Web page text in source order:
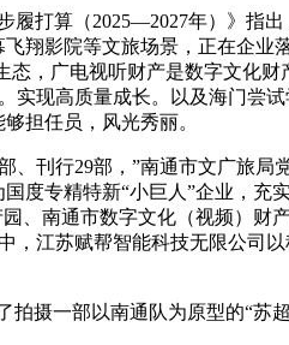
打算（2025—2027年）》指
翔影院等文旅场景，正在企业
，广电视听财产是数字文化
现高质量成长。以及海门尝
担任员，风光秀丽。
刊行29部，”南通市文广旅局
度专精特新“小巨人”企业，充
、南通市数字文化（视频）财
江苏赋帮智能科技无限公司
摄一部以南通队为原型的“苏